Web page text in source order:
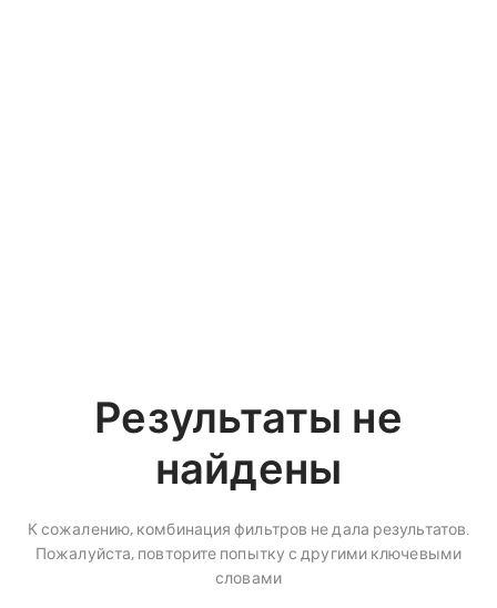
Результаты не
найдены
К сожалению, комбинация фильтров не дала результатов.
Пожалуйста, повторите попытку с другими ключевыми
словами